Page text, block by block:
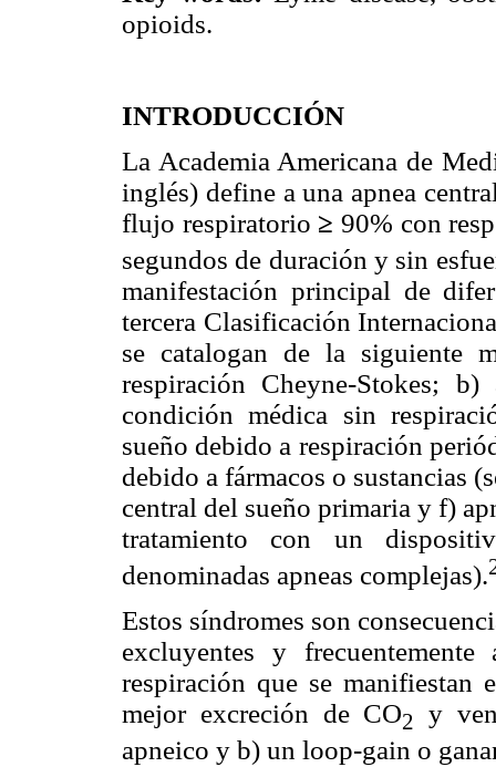
opioids.
INTRODUCCIÓN
La Academia Americana de
inglés) define a una apnea
flujo respiratorio ≥90% con
segundos de duración y sin
manifestación principal de
tercera Clasificación
se catalogan de la siguiente
respiración Cheyne-Stokes;
condición médica sin
sueño debido a respiración
debido a fármacos o sustancias
central del sueño primaria y f)
tratamiento con un
denominadas apneas complejas).
Estos síndromes son
excluyentes y
respiración que se manifiestan
mejor excreción de CO2
y
apneico y b) un loop-gain o